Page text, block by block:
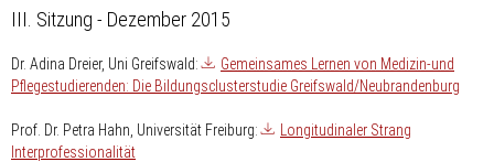
III. Sitzung - Dezember 2015
Dr. Adina Dreier, Uni Greifswald:
Gemeinsames Lernen von Medizin-und
Pflegestudierenden: Die Bildungsclusterstudie Greifswald/Neubrandenburg
Prof. Dr. Petra Hahn, Universität Freiburg:
Longitudinaler Strang
Interprofessionalität